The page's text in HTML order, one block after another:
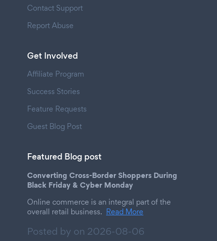
Contact Support
Report Abuse
Get Involved
Affiliate Program
Success Stories
Feature Requests
Guest Blog Post
Featured Blog post
Converting Cross-Border Shoppers During
Black Friday & Cyber Monday
Online commerce is an integral part of the
overall retail business. Read More
Posted by on 2026-08-06